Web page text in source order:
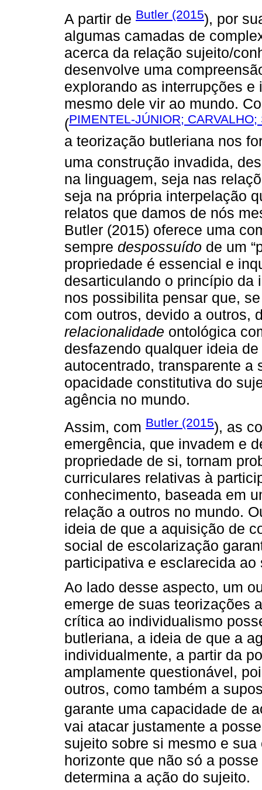
A partir de Butler (2015), por
algumas camadas de
acerca da relação sujeito/
desenvolve uma
explorando as interrupções
mesmo dele vir ao mundo.
(PIMENTEL-JÚNIOR; CARVALHO;
a teorização butleriana nos
uma construção invadida,
na linguagem, seja nas
seja na própria interpelação
relatos que damos de nós
Butler (2015) oferece uma
sempre despossuído de um
propriedade é essencial e
desarticulando o princípio da
nos possibilita pensar que,
com outros, devido a outros,
relacionalidade ontológica
desfazendo qualquer ideia
autocentrado, transparente a
opacidade constitutiva do
agência no mundo.
Assim, com Butler (2015), as
emergência, que invadem e
propriedade de si, tornam
curriculares relativas à
conhecimento, baseada em
relação a outros no mundo.
ideia de que a aquisição de
social de escolarização
participativa e esclarecida ao
Ao lado desse aspecto, um
emerge de suas teorizações
crítica ao individualismo
butleriana, a ideia de que a
individualmente, a partir da
amplamente questionável,
outros, como também a
garante uma capacidade de
vai atacar justamente a
sujeito sobre si mesmo e
horizonte que não só a
determina a ação do sujeito.